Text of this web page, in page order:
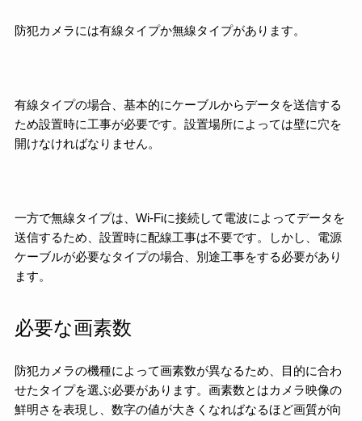
防犯カメラには有線タイプか無線タイプがあります。
有線タイプの場合、基本的にケーブルからデータを送信する
ため設置時に工事が必要です。設置場所によっては壁に穴を
開けなければなりません。
一方で無線タイプは、Wi-Fiに接続して電波によってデータを
送信するため、設置時に配線工事は不要です。しかし、電源
ケーブルが必要なタイプの場合、別途工事をする必要があり
ます。
必要な画素数
防犯カメラの機種によって画素数が異なるため、目的に合わ
せたタイプを選ぶ必要があります。画素数とはカメラ映像の
鮮明さを表現し、数字の値が大きくなればなるほど画質が向